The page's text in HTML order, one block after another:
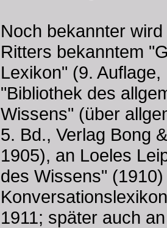
Noch bekannter
Ritters bekanntem
Lexikon" (9.
"Bibliothek des
Wissens" (über
5. Bd., Verlag Bong
1905), an Loeles
des Wissens"
1911; später auch